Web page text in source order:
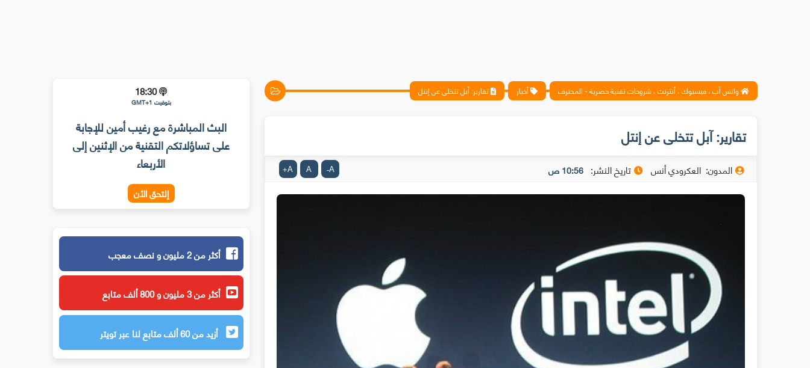
واتس آب ، فيسبوك ، أنترنت ، شروحات تقنية حصرية - المحترف أخبار تقارير: آبل تتخلى عن إنتل
تقارير: آبل تتخلى عن إنتل
المدون: العكرودي أنس تاريخ النشر: 10:56 ص A
-
A
A
+
18:30
بتوقيت GMT+1
البث المباشرة مع رغيب أمين للإجابة
على تساؤلاتكم التقنية من الإثنين إلى
الأربعاء
إلتحق الأن
أكثر من 2 مليون و نصف معجب
أكثر من 3 مليون و 800 ألف متابع
أزيد من 60 ألف متابع لنا عبر تويتر